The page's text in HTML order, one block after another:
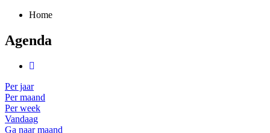
Home
Agenda
Per jaar
Per maand
Per week
Vandaag
Ga naar maand